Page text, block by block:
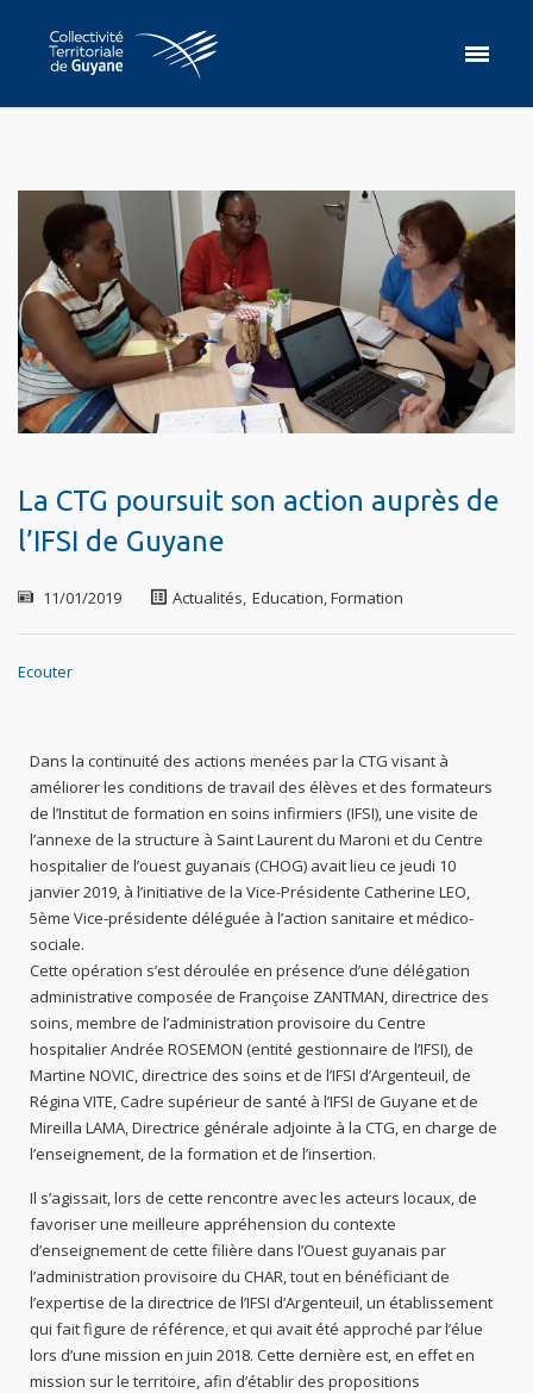
La CTG poursuit son action auprès de
l’IFSI de Guyane
11/01/2019 Actualités, Education, Formation
Ecouter
Dans la continuité des actions menées par la CTG visant à
améliorer les conditions de travail des élèves et des formateurs
de l’Institut de formation en soins infirmiers (IFSI), une visite de
l’annexe de la structure à Saint Laurent du Maroni et du Centre
hospitalier de l’ouest guyanais (CHOG) avait lieu ce jeudi 10
janvier 2019, à l’initiative de la Vice-Présidente Catherine LEO,
5ème Vice-présidente déléguée à l’action sanitaire et médico-
sociale.
Cette opération s’est déroulée en présence d’une délégation
administrative composée de Françoise ZANTMAN, directrice des
soins, membre de l’administration provisoire du Centre
hospitalier Andrée ROSEMON (entité gestionnaire de l’IFSI), de
Martine NOVIC, directrice des soins et de l’IFSI d’Argenteuil, de
Régina VITE, Cadre supérieur de santé à l’IFSI de Guyane et de
Mireilla LAMA, Directrice générale adjointe à la CTG, en charge de
l’enseignement, de la formation et de l’insertion.
Il s’agissait, lors de cette rencontre avec les acteurs locaux, de
favoriser une meilleure appréhension du contexte
d’enseignement de cette filière dans l’Ouest guyanais par
l’administration provisoire du CHAR, tout en bénéficiant de
l’expertise de la directrice de l’IFSI d’Argenteuil, un établissement
qui fait figure de référence, et qui avait été approché par l’élue
lors d’une mission en juin 2018. Cette dernière est, en effet en
mission sur le territoire, afin d’établir des propositions